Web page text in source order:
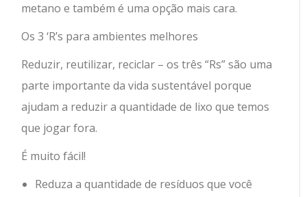
metano e também é uma opção mais cara.
Os 3 ‘R’s para ambientes melhores
Reduzir, reutilizar, reciclar – os três “Rs” são uma
parte importante da vida sustentável porque
ajudam a reduzir a quantidade de lixo que temos
que jogar fora.
É muito fácil!
Reduza a quantidade de resíduos que você